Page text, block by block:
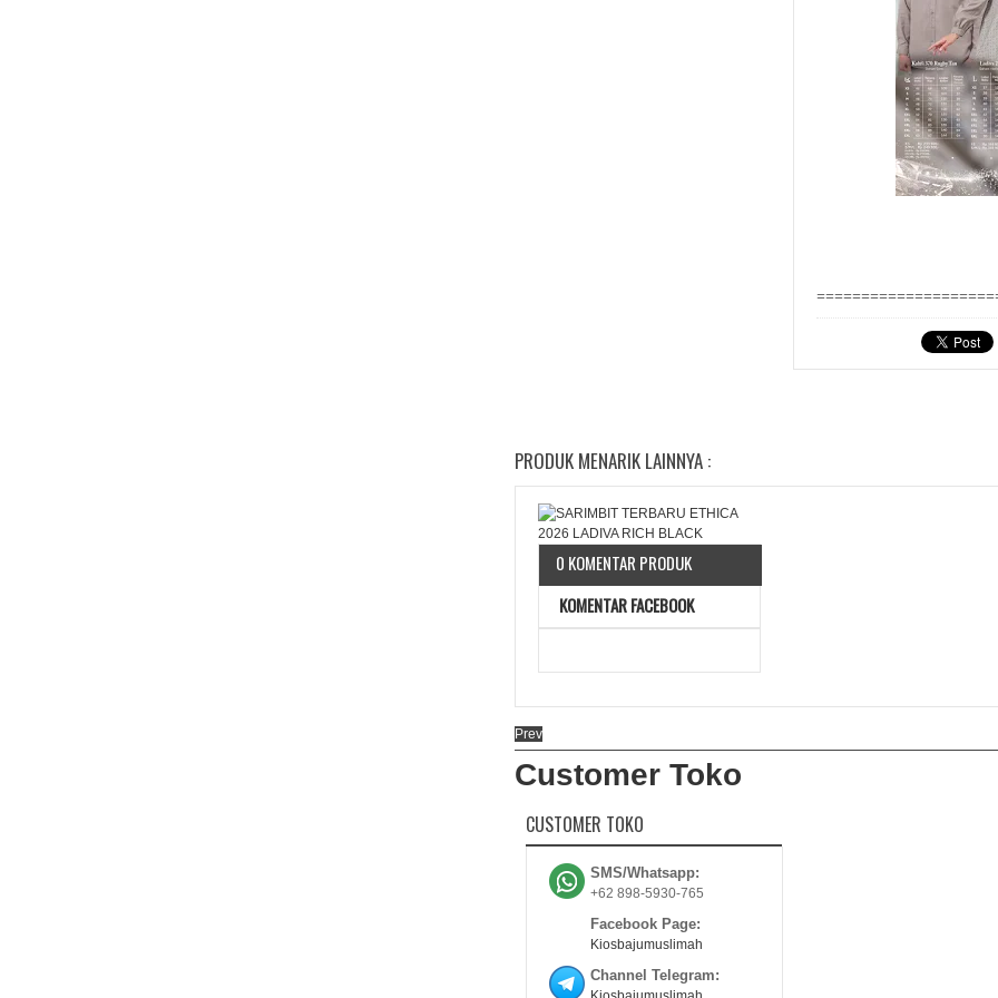
PRODUK MENARIK LAINNYA :
0 KOMENTAR PRODUK
KOMENTAR FACEBOOK
Prev
Customer Toko
CUSTOMER TOKO
SMS/Whatsapp:
+62 898-5930-765
Facebook Page:
Kiosbajumuslimah
Channel Telegram: